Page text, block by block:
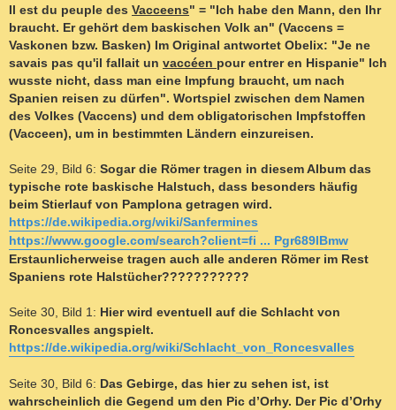
Il est du peuple des Vacceens" = "Ich habe den Mann, den Ihr
braucht. Er gehört dem baskischen Volk an" (Vaccens =
Vaskonen bzw. Basken) Im Original antwortet Obelix: "Je ne
savais pas qu'il fallait un vaccéen pour entrer en Hispanie" Ich
wusste nicht, dass man eine Impfung braucht, um nach
Spanien reisen zu dürfen". Wortspiel zwischen dem Namen
des Volkes (Vaccens) und dem obligatorischen Impfstoffen
(Vacceen), um in bestimmten Ländern einzureisen.
Seite 29, Bild 6: Sogar die Römer tragen in diesem Album das
typische rote baskische Halstuch, dass besonders häufig
beim Stierlauf von Pamplona getragen wird.
https://de.wikipedia.org/wiki/Sanfermines
https://www.google.com/search?client=fi ... Pgr689lBmw
Erstaunlicherweise tragen auch alle anderen Römer im Rest
Spaniens rote Halstücher???????????
Seite 30, Bild 1: Hier wird eventuell auf die Schlacht von
Roncesvalles angspielt.
https://de.wikipedia.org/wiki/Schlacht_von_Roncesvalles
Seite 30, Bild 6: Das Gebirge, das hier zu sehen ist, ist
wahrscheinlich die Gegend um den Pic d’Orhy. Der Pic d’Orhy